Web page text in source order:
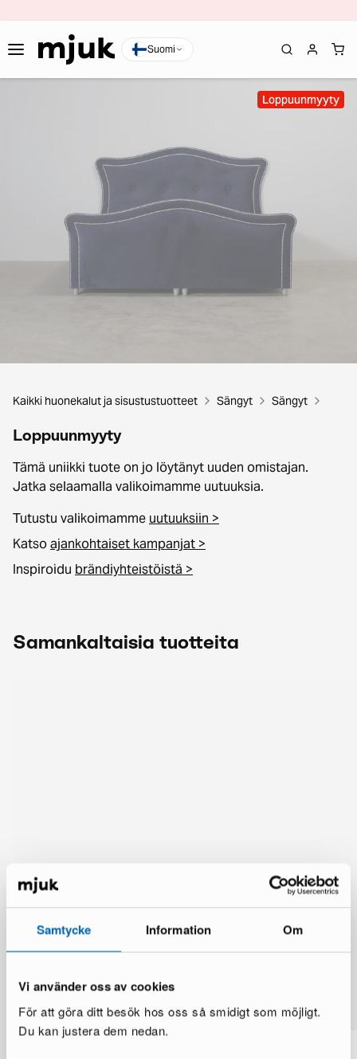
Samtycke Information Om
Vi använder oss av cookies
För att göra ditt besök hos oss så smidigt som möjligt.
Du kan justera dem nedan.
Suomi
Loppuunmyyty
Kaikki huonekalut ja sisustustuotteet Sängyt Sängyt
Loppuunmyyty
Tämä uniikki tuote on jo löytänyt uuden omistajan.
Jatka selaamalla valikoimamme uutuuksia.
Tutustu valikoimamme uutuuksiin >
Katsoajankohtaiset kampanjat >
Inspiroidu brändiyhteistöistä >
Samankaltaisia tuotteita